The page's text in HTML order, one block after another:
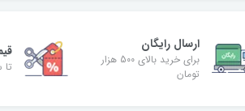
ارسال رایگان
برای خرید بالای 500 هزار
تومان
تا